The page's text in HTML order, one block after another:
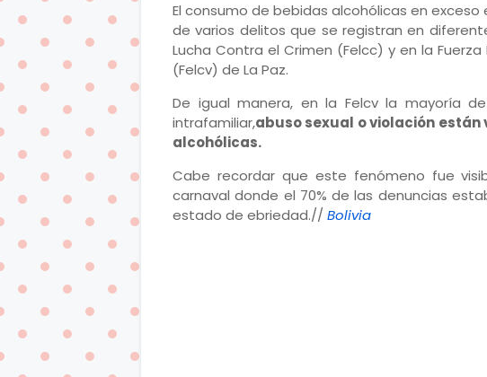
El consumo de bebidas alcohólicas en
de varios delitos que se registran en
Lucha Contra el Crimen (Felcc) y en la
(Felcv) de La Paz.
De igual manera, en la Felcv la mayoría
intrafamiliar,abuso sexual o violación
alcohólicas.
Cabe recordar que este fenómeno fue
carnaval donde el 70% de las denuncias
estado de ebriedad.// Bolivia